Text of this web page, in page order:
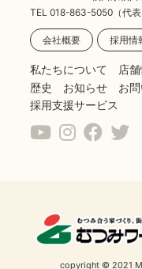
TEL 018-863-5050（代表
会社概要 採用情
私たちについて 店
歴史
お知らせ
お
採用支援サービス
copyright © 2021